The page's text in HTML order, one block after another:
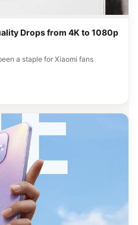
Drops from 4K to 1080p
a staple for Xiaomi fans